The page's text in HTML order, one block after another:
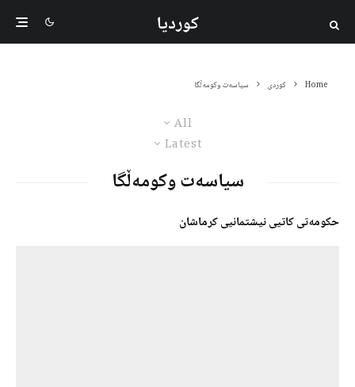
کوردیا
Home کوردی سیاسەت وکومەڵگا
All
Latest
سیاسەت وکومەڵگا
حکومەتی کاتیی نیشتمانیی کرماشان